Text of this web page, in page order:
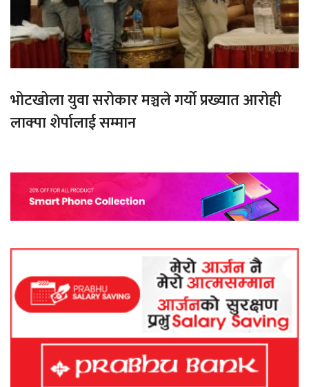
भोटखोला युवा सरोकार मञ्चले गर्यो प्रख्यात आरोही
लाक्पा शेर्पालाई सम्मान